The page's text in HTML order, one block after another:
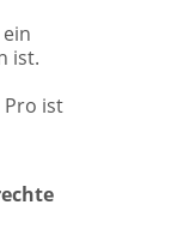
ist.
ist